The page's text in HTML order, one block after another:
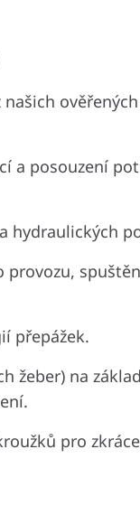
a posouzení
hydraulických
provozu,
přepážek.
žeber) na
pro